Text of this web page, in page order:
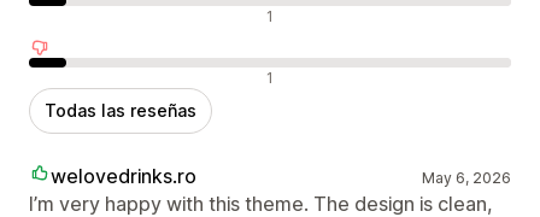
Reseñas neutras 1
Reseñas negativas 1
Todas las reseñas
welovedrinks.ro May 6, 2026
I’m very happy with this theme. The design is clean,